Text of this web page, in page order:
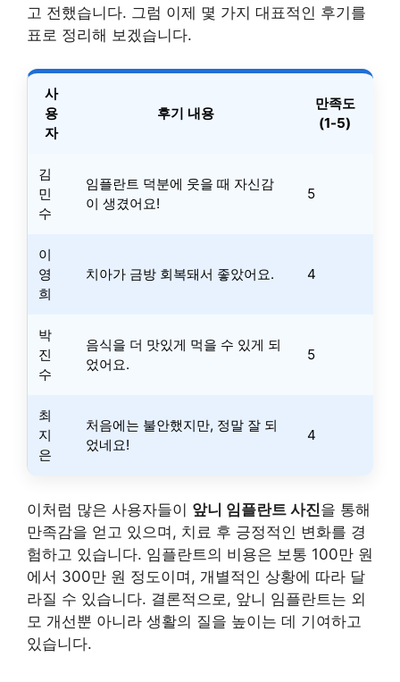
고 전했습니다. 그럼 이제 몇 가지 대표적인 후기를
표로 정리해 보겠습니다.
사
용
자
후기 내용
만족도
(1-5)
김
민
수
임플란트 덕분에 웃을 때 자신감
이 생겼어요!
5
이
영
희
치아가 금방 회복돼서 좋았어요. 4
박
진
수
음식을 더 맛있게 먹을 수 있게 되
었어요.
5
최
지
은
처음에는 불안했지만, 정말 잘 되
었네요!
4
이처럼 많은 사용자들이 앞니 임플란트 사진을 통해
만족감을 얻고 있으며, 치료 후 긍정적인 변화를 경
험하고 있습니다. 임플란트의 비용은 보통 100만 원
에서 300만 원 정도이며, 개별적인 상황에 따라 달
라질 수 있습니다. 결론적으로, 앞니 임플란트는 외
모 개선뿐 아니라 생활의 질을 높이는 데 기여하고
있습니다.